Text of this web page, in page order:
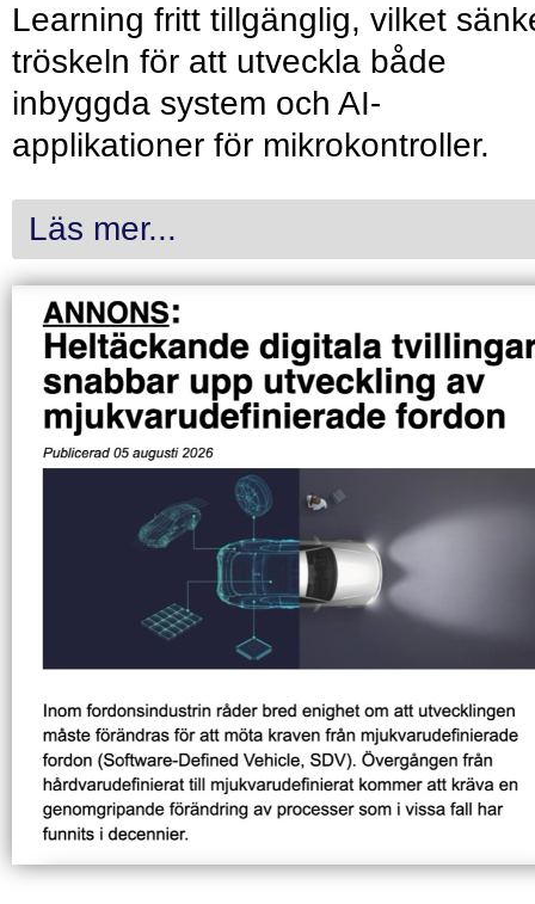
Learning fritt tillgänglig, vilket
tröskeln för att utveckla både
inbyggda system och AI-
applikationer för mikrokontroller.
Läs mer...